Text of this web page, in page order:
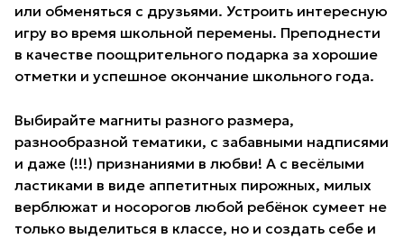
или обменяться с друзьями. Устроить интересную
игру во время школьной перемены. Преподнести
в качестве поощрительного подарка за хорошие
отметки и успешное окончание школьного года.
Выбирайте магниты разного размера,
разнообразной тематики, с забавными надписями
и даже (!!!) признаниями в любви! А с весёлыми
ластиками в виде аппетитных пирожных, милых
верблюжат и носорогов любой ребёнок сумеет не
только выделиться в классе, но и создать себе и